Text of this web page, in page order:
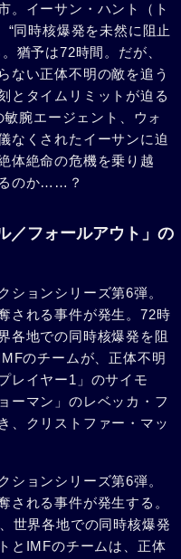
。イーサン・ハント（ト
同時核爆発を未然に阻止
猶予は72時間。だが、
ない正体不明の敵を追う
とタイムリミットが迫る
腕エージェント、ウォ
なくされたイーサンに迫
体絶命の危機を乗り越
のか……？
／フォールアウト」の
ションシリーズ第6弾。
される事件が発生。72時
各地での同時核爆発を阻
のチームが、正体不明
レイヤー1」のサイモ
ーマン」のレベッカ・フ
、クリストファー・マッ
ションシリーズ第6弾。
される事件が発生する。
世界各地での同時核爆発
とIMFのチームは、正体